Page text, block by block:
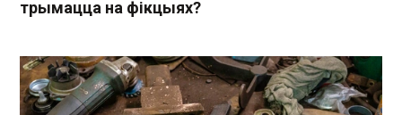
трымацца на фікцыях?